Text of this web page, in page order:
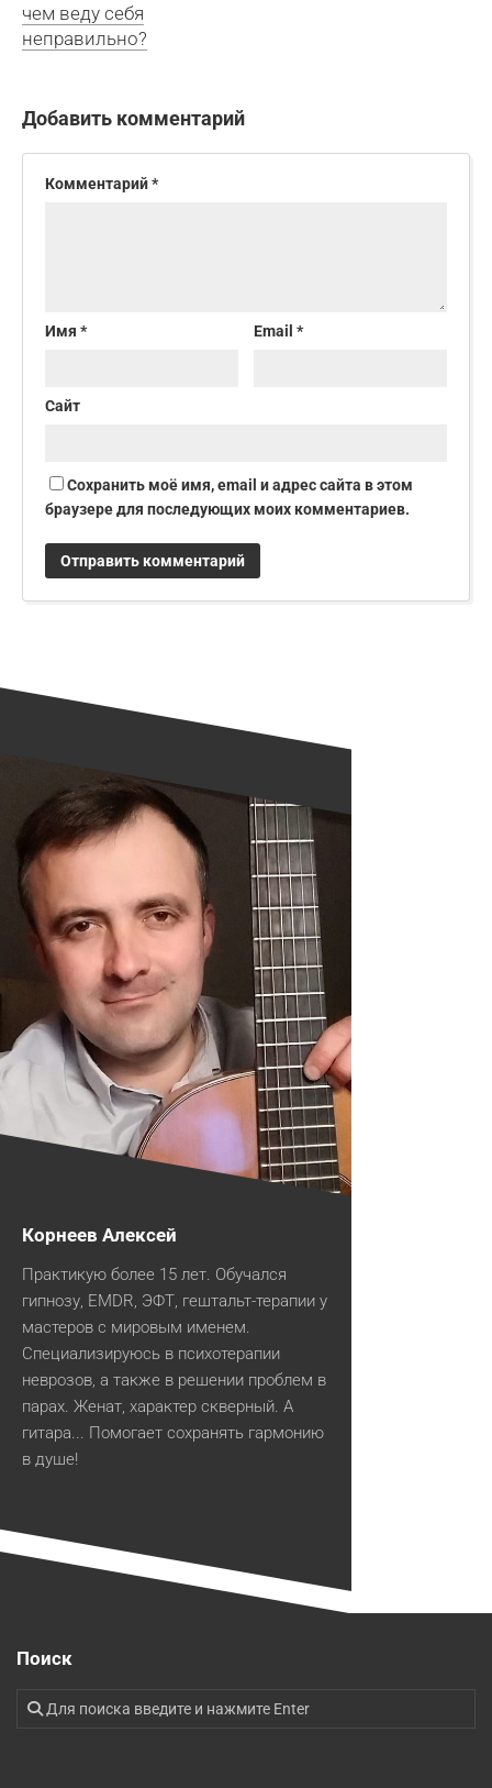
чем веду себя
неправильно?
Добавить комментарий
Комментарий*
Имя * Email*
Сайт
Сохранить моё имя, email и адрес сайта в этом
браузере для последующих моих комментариев.
Корнеев Алексей
Практикую более 15 лет. Обучался
гипнозу, EMDR, ЭФТ, гештальт-терапии у
мастеров с мировым именем.
Специализируюсь в психотерапии
неврозов, а также в решении проблем в
парах. Женат, характер скверный. А
гитара... Помогает сохранять гармонию
в душе!
Поиск